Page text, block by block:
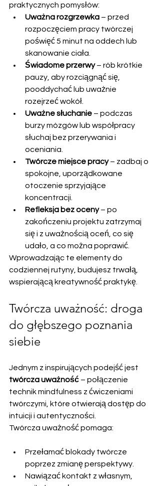
praktycznych pomysłów:
Uważna rozgrzewka – przed
rozpoczęciem pracy twórczej
poświęć 5 minut na oddech lub
skanowanie ciała.
Świadome przerwy – rób krótkie
pauzy, aby rozciągnąć się,
pooddychać lub uważnie
rozejrzeć wokół.
Uważne słuchanie – podczas
burzy mózgów lub współpracy
słuchaj bez przerywania i
oceniania.
Twórcze miejsce pracy – zadbaj o
spokojne, uporządkowane
otoczenie sprzyjające
koncentracji.
Refleksja bez oceny – po
zakończeniu projektu zatrzymaj
się i z uważnością oceń, co się
udało, a co można poprawić.
Wprowadzając te elementy do
codziennej rutyny, budujesz trwałą,
wspierającą kreatywność praktykę.
Twórcza uważność: droga
do głębszego poznania
siebie
Jednym z inspirujących podejść jest
twórcza uważność – połączenie
technik mindfulness z ćwiczeniami
twórczymi, które otwierają dostęp do
intuicji i autentyczności.
Twórcza uważność pomaga:
Przełamać blokady twórcze
poprzez zmianę perspektywy.
Nawiązać kontakt z własnym,